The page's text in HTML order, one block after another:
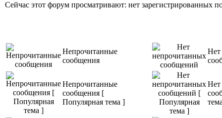
Сейчас этот форум просматривают: нет зарегистрированных
Непрочитанные
сообщения
Нет
Непрочитанные
сообщения [
Популярная тема ]
Нет